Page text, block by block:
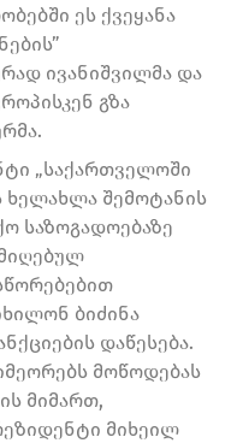
ეს ქვეყანა
ივანიშვილმა და
გზა
„საქართველოში
ხელახლა შემოტანის
საზოგადოებაზე
მიღებულ
ბიძინა
დაწესება.
მოწოდებას
მიმართ,
მიხეილ